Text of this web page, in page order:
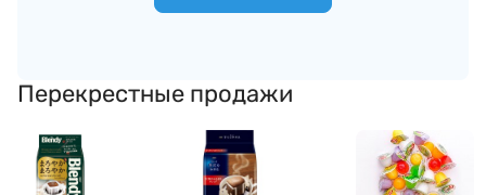
Перекрестные продажи